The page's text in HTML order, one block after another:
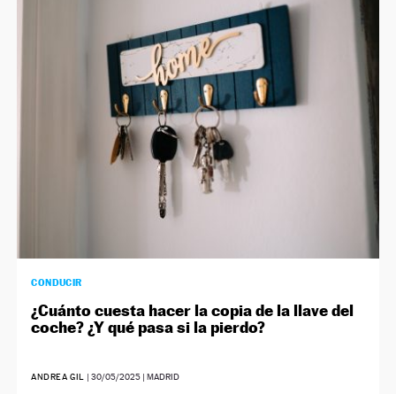
CONDUCIR
¿Cuánto cuesta hacer la copia de la llave del
coche? ¿Y qué pasa si la pierdo?
ANDREA GIL | 30/05/2025| MADRID